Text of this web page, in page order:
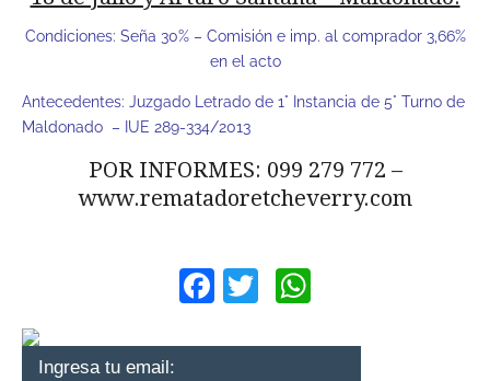
Condiciones: Seña 30% – Comisión e imp. al comprador 3,66%
en el acto
Antecedentes: Juzgado Letrado de 1° Instancia de 5° Turno de
Maldonado – IUE 289-334/2013
POR INFORMES: 099 279 772 –
www.rematadoretcheverry.com
Facebook
Twitter
Ingresa tu email: